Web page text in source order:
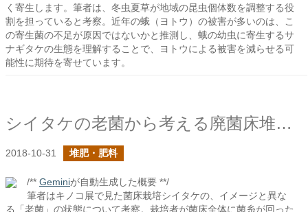
く寄生します。筆者は、冬虫夏草が地域の昆虫個体数を調整する役
割を担っていると考察。近年の蛾（ヨトウ）の被害が多いのは、こ
の寄生菌の不足が原因ではないかと推測し、蛾の幼虫に寄生するサ
ナギタケの生態を理解することで、ヨトウによる被害を減らせる可
能性に期待を寄せています。
シイタケの老菌から考える廃菌床堆肥の質
2018-10-31 堆肥・肥料
/** Geminiが自動生成した概要 **/
筆者はキノコ展で見た菌床栽培シイタケの、イメージと異な
る「老菌」の状態について考察。栽培者が菌床全体に菌糸が回った